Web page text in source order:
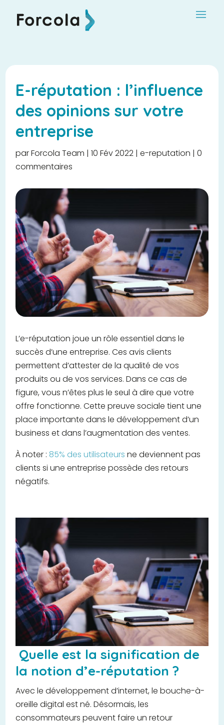
E-réputation : l’influence
des opinions sur votre
entreprise
parForcola Team |10 Fév 2022 |e-reputation |0
commentaires
L’e-réputation joue un rôle essentiel dans le
succès d’une entreprise. Ces avis clients
permettent d’attester de la qualité de vos
produits ou de vos services. Dans ce cas de
figure, vous n’êtes plus le seul à dire que votre
offre fonctionne. Cette preuve sociale tient une
place importante dans le développement d’un
business et dans l’augmentation des ventes.
À noter : 85% des utilisateurs ne deviennent pas
clients si une entreprise possède des retours
négatifs.
Quelle est la signification de
la notion d’e-réputation ?
Avec le développement d’internet, le bouche-à-
oreille digital est né. Désormais, les
consommateurs peuvent faire un retour